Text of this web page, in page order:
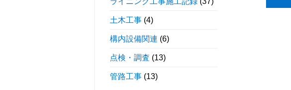
土木工事(4)
構内設備関連 (6)
点検・調査 (13)
管路工事(13)